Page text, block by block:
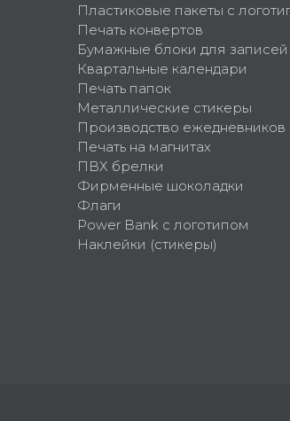
Пластиковые пакеты с
Печать конвертов
Бумажные блоки для записей
Квартальные календари
Печать папок
Металлические стикеры
Производство ежедневников
Печать на магнитах
ПВХ брелки
Фирменные шоколадки
Флаги
Power Bank с логотипом
Наклейки (стикеры)